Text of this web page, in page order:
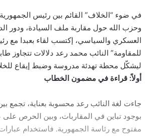
في ضوء “الخلاف” القائم بين رئيس
وحزب الله حول مقاربة ملف السيادة، ودور
العسكري والسياسي، إكتسب لقاء بعبدا مع
للمقاومة” النائب محمد رعد دلالات تتجاوز
ليشكّل محطة تهدئة مدروسة وضبط إيقاع
أولاً: قراءة في مضمون الخطاب
جاءت لغة النائب رعد محسوبة بعناية، تجمع
بوجود تباين في المقاربات، وبين الحرص
مفتوح مع رئاسة الجمهورية. فاستخدام عبارات